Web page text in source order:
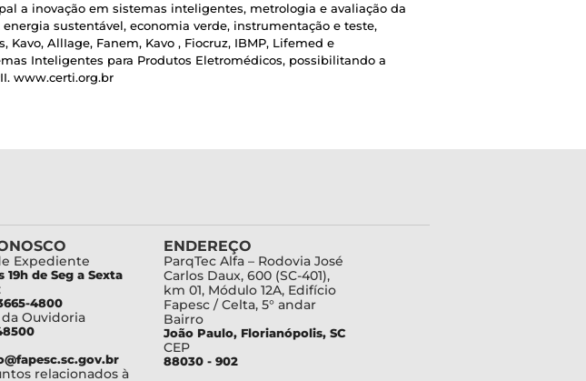
a inovação em sistemas inteligentes, metrologia e avaliação da
sustentável, economia verde, instrumentação e teste,
AllIage, Fanem, Kavo , Fiocruz, IBMP, Lifemed e
Inteligentes para Produtos Eletromédicos, possibilitando a
www.certi.org.br
Expediente
19h de Seg a Sexta
4800
Ouvidoria
relacionados à
ENDEREÇO
ParqTec Alfa – Rodovia José
Carlos Daux, 600 (SC-401),
km 01, Módulo 12A, Edifício
Fapesc / Celta, 5° andar
Bairro
João Paulo, Florianópolis, SC
CEP
88030 - 902